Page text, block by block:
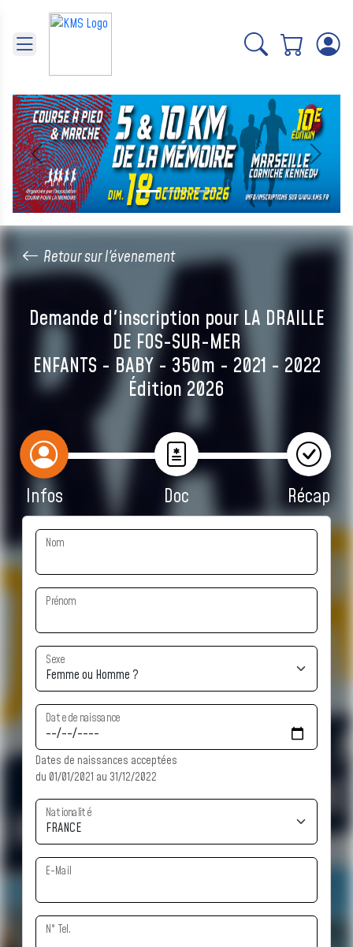
Précédent Suivant
Retour sur l'évenement
Demande d'inscription pour LA DRAILLE
DE FOS-SUR-MER
ENFANTS - BABY - 350m - 2021 - 2022
Édition 2026
Infos Doc Récap
Nom
Prénom
Sexe
Date de naissance
Dates de naissances acceptées
du 01/01/2021 au 31/12/2022
Nationalité
E-Mail
N° Tel.
Panneau de gestion des cookies